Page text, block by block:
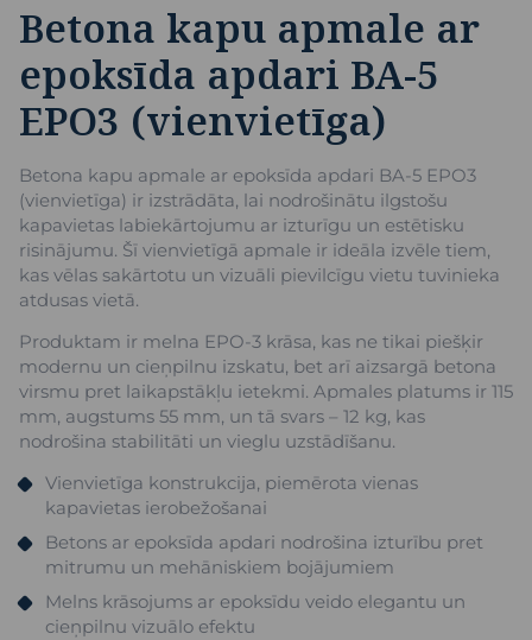
Betona kapu apmale ar
epoksīda apdari BA-5
EPO3 (vienvietīga)
Betona kapu apmale ar epoksīda apdari BA-5 EPO3
(vienvietīga) ir izstrādāta, lai nodrošinātu ilgstošu
kapavietas labiekārtojumu ar izturīgu un estētisku
risinājumu. Šī vienvietīgā apmale ir ideāla izvēle tiem,
kas vēlas sakārtotu un vizuāli pievilcīgu vietu tuvinieka
atdusas vietā.
Produktam ir melna EPO-3 krāsa, kas ne tikai piešķir
modernu un cieņpilnu izskatu, bet arī aizsargā betona
virsmu pret laikapstākļu ietekmi. Apmales platums ir 115
mm, augstums 55 mm, un tā svars – 12 kg, kas
nodrošina stabilitāti un vieglu uzstādīšanu.
Vienvietīga konstrukcija, piemērota vienas
kapavietas ierobežošanai
Betons ar epoksīda apdari nodrošina izturību pret
mitrumu un mehāniskiem bojājumiem
Melns krāsojums ar epoksīdu veido elegantu un
cieņpilnu vizuālo efektu